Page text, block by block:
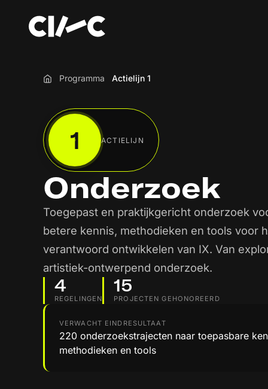
Home
Programma Actielijn 1
1 ACTIELIJN
Onderzoek
Toegepast en praktijkgericht onderzoek
betere kennis, methodieken en tools voor
verantwoord ontwikkelen van IX. Van
artistiek-ontwerpend onderzoek.
4
REGELINGEN
15
PROJECTEN GEHONOREERD
VERWACHT EINDRESULTAAT
220 onderzoekstrajecten naar toepasbare
methodieken en tools